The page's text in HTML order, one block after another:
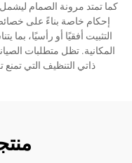
كما تمتد مرونة الصمام ليشمل
إحكام خاصة بناءً على
التثبيت أفقيًا أو رأسيًا،
المكانية. تظل متطلبات
ذاتي التنظيف التي